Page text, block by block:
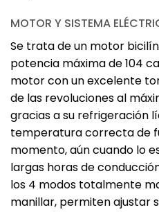
MOTOR Y SISTEMA
Se trata de un motor
potencia máxima de 104
motor con un excelente
de las revoluciones al
gracias a su refrigeración
temperatura correcta de
momento, aún cuando lo
largas horas de
los 4 modos totalmente
manillar, permiten ajustar